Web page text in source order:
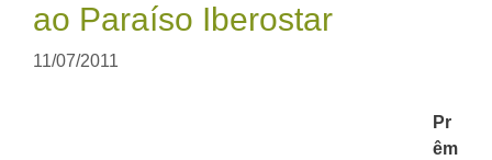
ao Paraíso Iberostar
11/07/2011
Pr
êm